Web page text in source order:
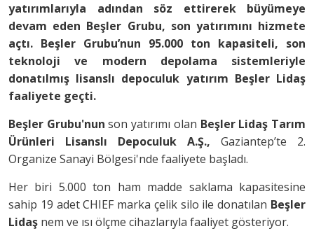
yatırımlarıyla adından söz ettirerek büyümeye
devam eden Beşler Grubu, son yatırımını hizmete
açtı. Beşler Grubu’nun 95.000 ton kapasiteli, son
teknoloji ve modern depolama sistemleriyle
donatılmış lisanslı depoculuk yatırım Beşler Lidaş
faaliyete geçti.
Beşler Grubu'nun son yatırımı olan Beşler Lidaş Tarım
Ürünleri Lisanslı Depoculuk A.Ş., Gaziantep’te 2.
Organize Sanayi Bölgesi'nde faaliyete başladı.
Her biri 5.000 ton ham madde saklama kapasitesine
sahip 19 adet CHIEF marka çelik silo ile donatılan Beşler
Lidaş nem ve ısı ölçme cihazlarıyla faaliyet gösteriyor.